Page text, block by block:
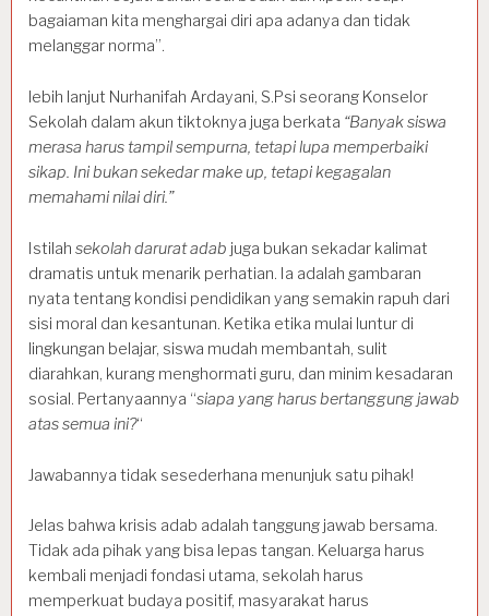
bagaiaman kita menghargai diri apa adanya dan tidak
melanggar norma”.
lebih lanjut Nurhanifah Ardayani, S.Psi seorang Konselor
Sekolah dalam akun tiktoknya juga berkata “Banyak siswa
merasa harus tampil sempurna, tetapi lupa memperbaiki
sikap. Ini bukan sekedar make up, tetapi kegagalan
memahami nilai diri.”
Istilah sekolah darurat adab juga bukan sekadar kalimat
dramatis untuk menarik perhatian. Ia adalah gambaran
nyata tentang kondisi pendidikan yang semakin rapuh dari
sisi moral dan kesantunan. Ketika etika mulai luntur di
lingkungan belajar, siswa mudah membantah, sulit
diarahkan, kurang menghormati guru, dan minim kesadaran
sosial. Pertanyaannya “siapa yang harus bertanggung jawab
atas semua ini?“
Jawabannya tidak sesederhana menunjuk satu pihak!
Jelas bahwa krisis adab adalah tanggung jawab bersama.
Tidak ada pihak yang bisa lepas tangan. Keluarga harus
kembali menjadi fondasi utama, sekolah harus
memperkuat budaya positif, masyarakat harus